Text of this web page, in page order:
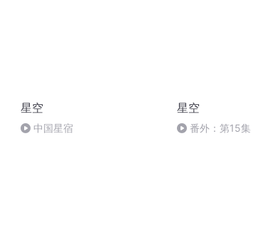
星空
中国星宿
星空
番外：第15集